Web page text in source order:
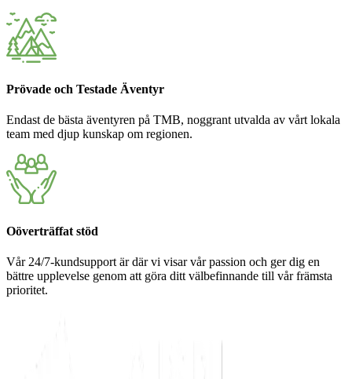
Prövade och Testade Äventyr
Endast de bästa äventyren på TMB, noggrant utvalda av vårt lokala
team med djup kunskap om regionen.
Oöverträffat stöd
Vår 24/7-kundsupport är där vi visar vår passion och ger dig en
bättre upplevelse genom att göra ditt välbefinnande till vår främsta
prioritet.